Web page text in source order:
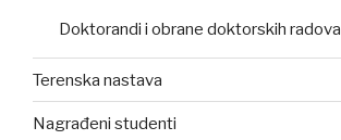
Doktorandi i obrane doktorskih radova
Terenska nastava
Nagrađeni studenti